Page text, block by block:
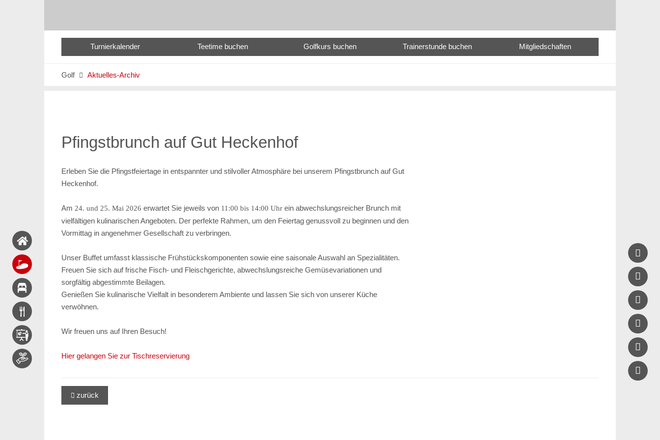
Turnierkalender Teetime buchen Golfkurs buchen Trainerstunde buchen Mitgliedschaften
Golf  Aktuelles-Archiv
Pfingstbrunch auf Gut Heckenhof
Erleben Sie die Pfingstfeiertage in entspannter und stilvoller Atmosphäre bei unserem Pfingstbrunch auf Gut
Heckenhof.
Am 24. und 25. Mai 2026 erwartet Sie jeweils von 11:00 bis 14:00 Uhrein abwechslungsreicher Brunch mit
vielfältigen kulinarischen Angeboten. Der perfekte Rahmen, um den Feiertag genussvoll zu beginnen und den
Vormittag in angenehmer Gesellschaft zu verbringen.
Unser Buffet umfasst klassische Frühstückskomponenten sowie eine saisonale Auswahl an Spezialitäten.
Freuen Sie sich auf frische Fisch- und Fleischgerichte, abwechslungsreiche Gemüsevariationen und
sorgfältig abgestimmte Beilagen.
Genießen Sie kulinarische Vielfalt in besonderem Ambiente und lassen Sie sich von unserer Küche
verwöhnen.
Wir freuen uns auf Ihren Besuch!
Hier gelangen Sie zur Tischreservierung
 zurück




